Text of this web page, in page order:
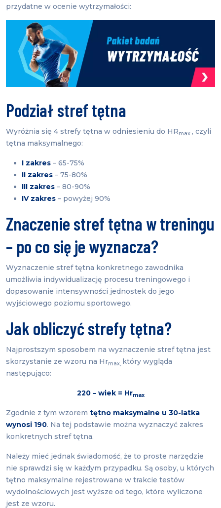
przydatne w ocenie wytrzymałości:
Podział stref tętna
Wyróżnia się 4 strefy tętna w odniesieniu do HRmax , czyli
tętna maksymalnego:
I zakres – 65-75%
II zakres – 75-80%
III zakres – 80-90%
IV zakres – powyżej 90%
Znaczenie stref tętna w treningu
– po co się je wyznacza?
Wyznaczenie stref tętna konkretnego zawodnika
umożliwia indywidualizację procesu treningowego i
dopasowanie intensywności jednostek do jego
wyjściowego poziomu sportowego.
Jak obliczyć strefy tętna?
Najprostszym sposobem na wyznaczenie stref tętna jest
skorzystanie ze wzoru na Hrmax, który wygląda
następująco:
220 – wiek = Hrmax
Zgodnie z tym wzorem tętno maksymalne u 30-latka
wynosi 190. Na tej podstawie można wyznaczyć zakres
konkretnych stref tętna.
Należy mieć jednak świadomość, że to proste narzędzie
nie sprawdzi się w każdym przypadku. Są osoby, u których
tętno maksymalne rejestrowane w trakcie testów
wydolnościowych jest wyższe od tego, które wyliczone
jest ze wzoru.